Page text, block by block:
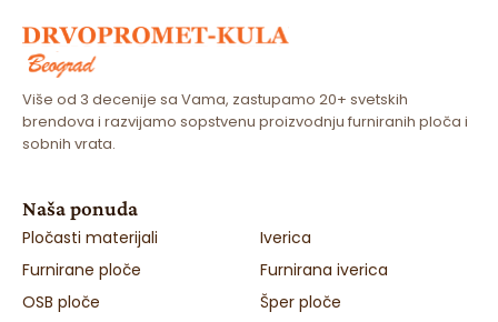
Više od 3 decenije sa Vama, zastupamo 20+ svetskih
brendova i razvijamo sopstvenu proizvodnju furniranih ploča i
sobnih vrata.
Naša ponuda
Pločasti materijali
Furnirane ploče
OSB ploče
Iverica
Furnirana iverica
Šper ploče